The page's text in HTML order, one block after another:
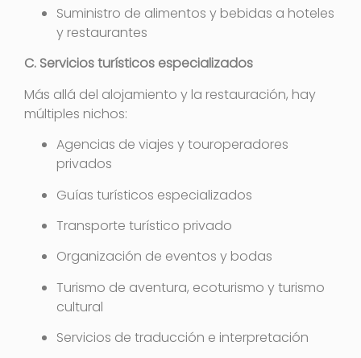
Suministro de alimentos y bebidas a hoteles
y restaurantes
C. Servicios turísticos especializados
Más allá del alojamiento y la restauración, hay
múltiples nichos:
Agencias de viajes y touroperadores
privados
Guías turísticos especializados
Transporte turístico privado
Organización de eventos y bodas
Turismo de aventura, ecoturismo y turismo
cultural
Servicios de traducción e interpretación